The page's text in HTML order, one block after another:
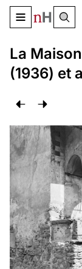
Basculer le
La
(1936) et